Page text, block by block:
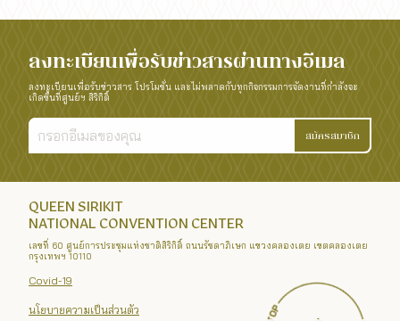
ลงทะเบียนเพื่อรับข่าวสารผ่านทางอีเมล
ลงทะเบียนเพื่อรับข่าวสาร โปรโมชั่น และไม่พลาดกับทุกกิจกรรมการจัดงานที่กำลังจะ
เกิดขึ้นที่ศูนย์ฯ สิริกิติ์
สมัครสมาชิก
QUEEN SIRIKIT
NATIONAL CONVENTION CENTER
เลขที่ 60 ศูนย์การประชุมแห่งชาติสิริกิติ์ ถนนรัชดาภิเษก แขวงคลองเตย เขตคลองเตย
กรุงเทพฯ 10110
Covid-19
นโยบายความเป็นส่วนตัว